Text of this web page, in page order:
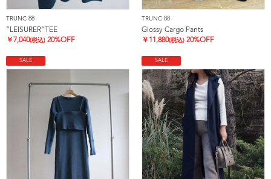
TRUNC 88
”LEISURER”TEE
￥ 7,040(税込) 20%OFF
TRUNC 88
Glossy Cargo Pants
￥ 11,880(税込) 20%OFF
SALE SALE